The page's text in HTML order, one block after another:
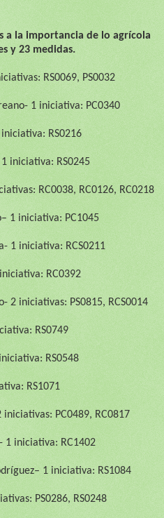
a la importancia de lo agrícola
y 23 medidas.
RS0069, PS0032
- 1 iniciativa: PC0340
RS0216
iniciativa: RS0245
RC0038, RC0126, RC0218
– 1 iniciativa: PC1045
- 1 iniciativa: RCS0211
RC0392
- 2 iniciativas: PS0815, RCS0014
RS0749
RS0548
RS1071
iniciativas: PC0489, RC0817
- 1 iniciativa: RC1402
– 1 iniciativa: RS1084
PS0286, RS0248